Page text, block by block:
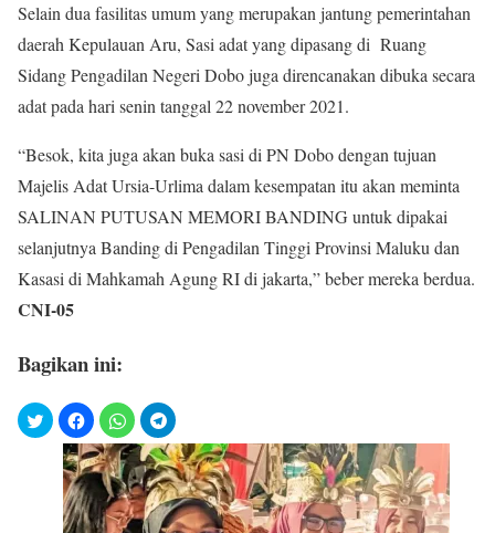
Selain dua fasilitas umum yang merupakan jantung pemerintahan
daerah Kepulauan Aru, Sasi adat yang dipasang di Ruang
Sidang Pengadilan Negeri Dobo juga direncanakan dibuka secara
adat pada hari senin tanggal 22 november 2021.
“Besok, kita juga akan buka sasi di PN Dobo dengan tujuan
Majelis Adat Ursia-Urlima dalam kesempatan itu akan meminta
SALINAN PUTUSAN MEMORI BANDING untuk dipakai
selanjutnya Banding di Pengadilan Tinggi Provinsi Maluku dan
Kasasi di Mahkamah Agung RI di jakarta,” beber mereka berdua.
CNI-05
Bagikan ini: